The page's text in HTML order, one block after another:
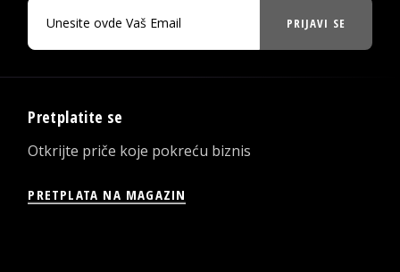
PRIJAVI SE
Pretplatite se
Otkrijte priče koje pokreću biznis
PRETPLATA NA MAGAZIN